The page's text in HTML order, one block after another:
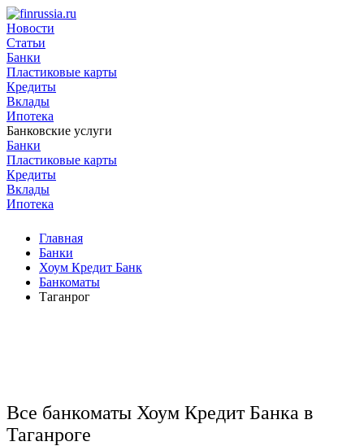
Новости
Статьи
Банки
Пластиковые карты
Кредиты
Вклады
Ипотека
Банковские услуги
Банки
Пластиковые карты
Кредиты
Вклады
Ипотека
Главная
Банки
Хоум Кредит Банк
Банкоматы
Таганрог
Все банкоматы Хоум Кредит Банка в
Таганроге